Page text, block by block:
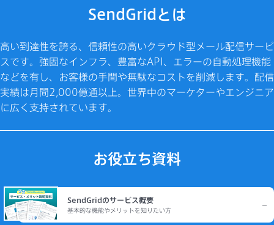
SendGridとは
高い到達性を誇る、信頼性の高いクラウド型メール配信サービ
スです。強固なインフラ、豊富なAPI、エラーの自動処理機能
などを有し、お客様の手間や無駄なコストを削減します。配信
実績は月間2,000億通以上。世界中のマーケターやエンジニア
に広く支持されています。
お役立ち資料
SendGridのサービス概要
基本的な機能やメリットを知りたい方